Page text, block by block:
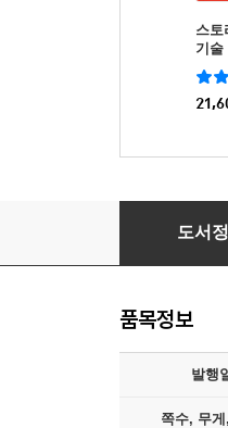
스토
기술
다이나믹 장면
도서
품목정보
발행
쪽수, 무게